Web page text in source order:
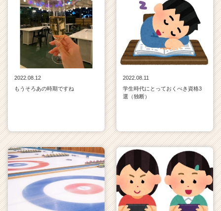
2022.08.12
もうそろあの時期ですね
2022.08.11
学生時代にとっておくべき資格3
選（独断）